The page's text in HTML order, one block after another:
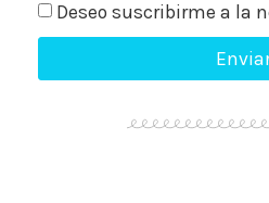
Deseo suscribirme a la